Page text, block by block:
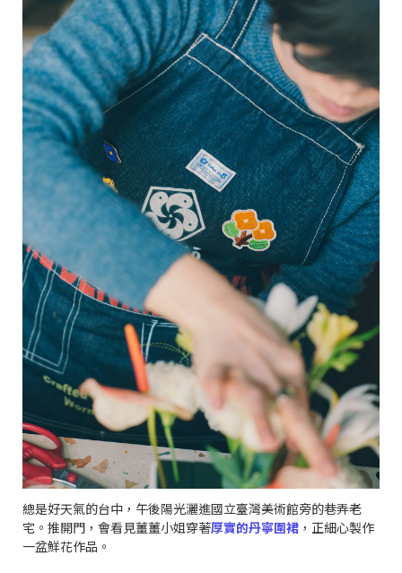
總是好天氣的台中，午後陽光灑進國立臺灣美術館旁的巷弄老
宅。推開門，會看見薑薑小姐穿著厚實的丹寧圍裙 ，正細心製作
一盆鮮花作品。